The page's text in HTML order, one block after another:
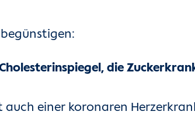
die
einer koronaren